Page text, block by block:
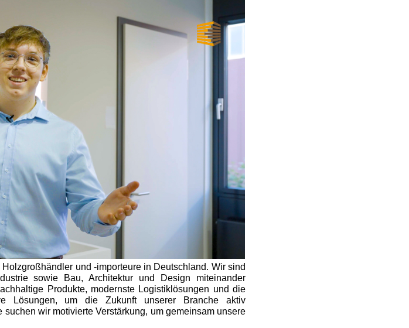
und -importeure in Deutschland. Wir sind
sowie Bau, Architektur und Design miteinander
Produkte, modernste Logistiklösungen und die
Lösungen, um die Zukunft unserer Branche aktiv
wir motivierte Verstärkung, um gemeinsam unsere